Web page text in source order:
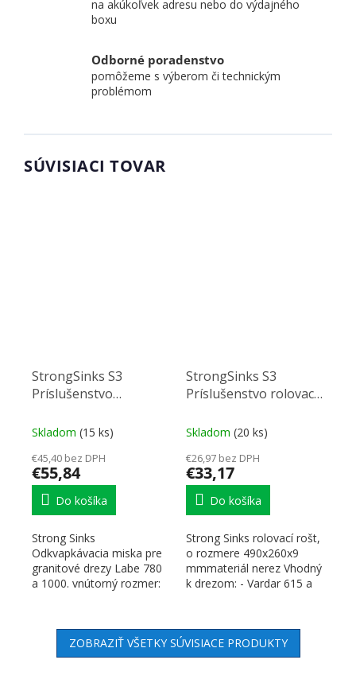
na akúkoľvek adresu nebo do výdajného
boxu
Odborné poradenstvo
pomôžeme s výberom či technickým
problémom
SÚVISIACI TOVAR
StrongSinks S3
Príslušenstvo
nerez, pre granitové
Skladom (15 ks)
€45,40 bez DPH
€55,84
Do košíka
Strong Sinks
Odkvapkávacia miska pre
granitové drezy Labe 780
a 1000. vnútorný rozmer:
StrongSinks S3
Príslušenstvo rolovací
granitové drezy
Skladom (20 ks)
€26,97 bez DPH
€33,17
Do košíka
Strong Sinks rolovací rošt,
o rozmere 490x260x9
mmmateriál nerez Vhodný
k drezom: - Vardar 615 a
ZOBRAZIŤ VŠETKY SÚVISIACE PRODUKTY